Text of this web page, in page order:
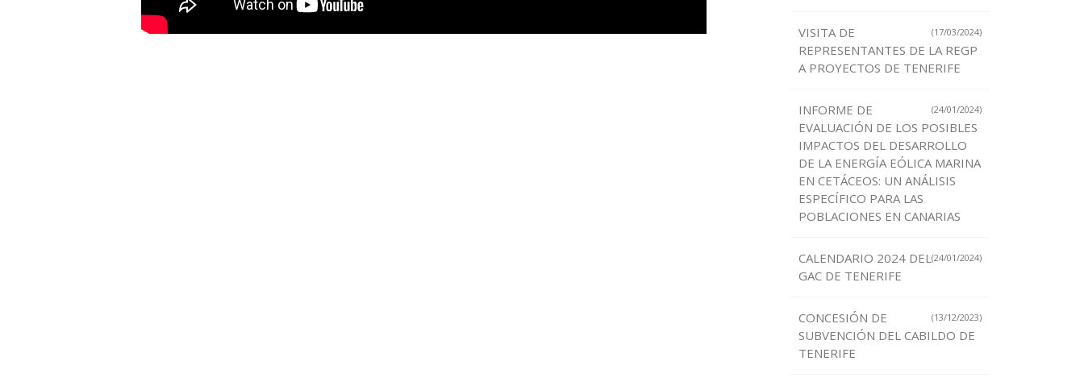
(17/03/2024)
VISITA DE
REPRESENTANTES DE LA REGP
A PROYECTOS DE TENERIFE
(24/01/2024)
INFORME DE
EVALUACIÓN DE LOS POSIBLES
IMPACTOS DEL DESARROLLO
DE LA ENERGÍA EÓLICA MARINA
EN CETÁCEOS: UN ANÁLISIS
ESPECÍFICO PARA LAS
POBLACIONES EN CANARIAS
(24/01/2024)
CALENDARIO 2024 DEL
GAC DE TENERIFE
(13/12/2023)
CONCESIÓN DE
SUBVENCIÓN DEL CABILDO DE
TENERIFE